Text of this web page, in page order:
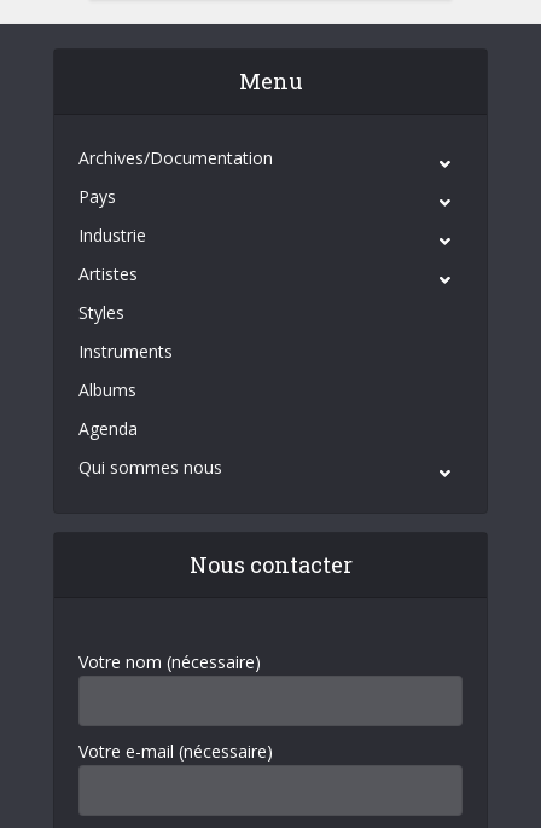
Menu
Archives/Documentation
Pays
Industrie
Artistes
Styles
Instruments
Albums
Agenda
Qui sommes nous
Nous contacter
Votre nom (nécessaire)
Votre e-mail (nécessaire)